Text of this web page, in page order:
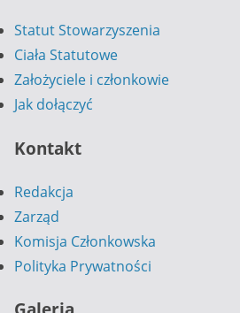
Statut Stowarzyszenia
Ciała Statutowe
Założyciele i członkowie
Jak dołączyć
Kontakt
Redakcja
Zarząd
Komisja Członkowska
Polityka Prywatności